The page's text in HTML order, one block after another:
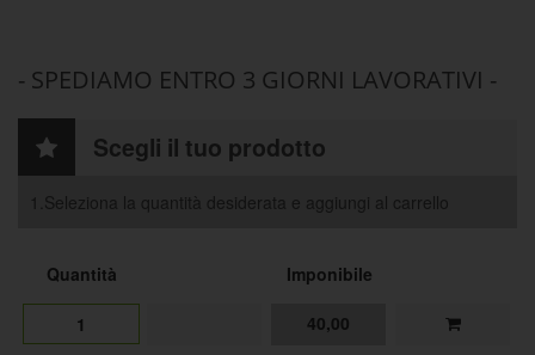
- SPEDIAMO ENTRO 3 GIORNI LAVORATIVI -
Scegli il tuo prodotto
1.Seleziona la quantità desiderata e aggiungi al carrello
Quantità Imponibile
1 40,00